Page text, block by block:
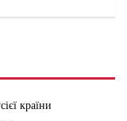
країни